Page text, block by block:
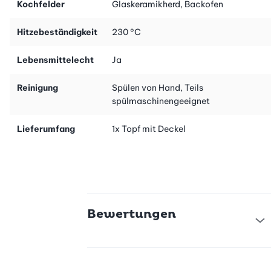
Kochfelder Glaskeramikherd, Backofen
Hitzebeständigkeit 230 °C
Lebensmittelecht Ja
Reinigung
Spülen von Hand, Teils
spülmaschinengeeignet
Lieferumfang 1x Topf mit Deckel
Bewertungen